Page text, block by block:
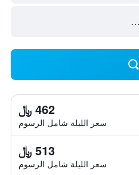
462 ﷼
سعر الليلة شامل الرسوم
513 ﷼
سعر الليلة شامل الرسوم